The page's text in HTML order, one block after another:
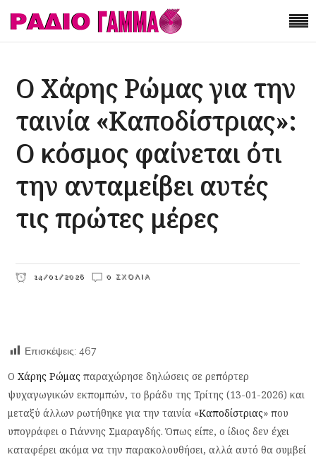
Ο Χάρης Ρώμας για την
ταινία «Καποδίστριας»:
Ο κόσμος φαίνεται ότι
την ανταμείβει αυτές
τις πρώτες μέρες
14/01/2026 0 ΣΧΌΛΙΑ
Επισκέψεις: 467
ΟΧάρης Ρώμας παραχώρησε δηλώσεις σε ρεπόρτερ
ψυχαγωγικών εκπομπών, το βράδυ της Τρίτης (13-01-2026) και
μεταξύ άλλων ρωτήθηκε για την ταινία «Καποδίστριας» που
υπογράφει ο Γιάννης Σμαραγδής. Όπως είπε, ο ίδιος δεν έχει
καταφέρει ακόμα να την παρακολουθήσει, αλλά αυτό θα συμβεί